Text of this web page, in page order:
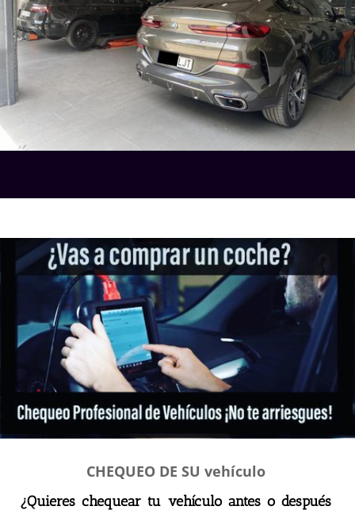
CHEQUEO DE SU vehículo
¿Quieres chequear tu vehículo antes o después